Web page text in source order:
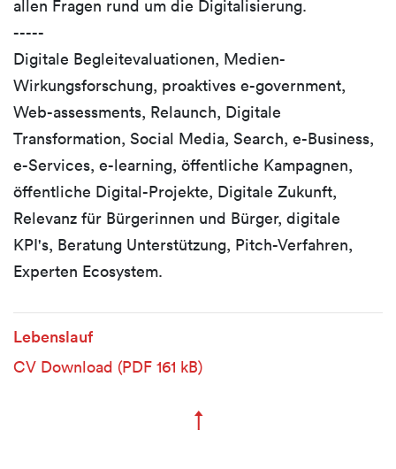
allen Fragen rund um die Digitalisierung.
-----
Digitale Begleitevaluationen, Medien-
Wirkungsforschung, proaktives e-government,
Web-assessments, Relaunch, Digitale
Transformation, Social Media, Search, e-Business,
e-Services, e-learning, öffentliche Kampagnen,
öffentliche Digital-Projekte, Digitale Zukunft,
Relevanz für Bürgerinnen und Bürger, digitale
KPI's, Beratung Unterstützung, Pitch-Verfahren,
Experten Ecosystem.
Lebenslauf
CV Download (PDF 161 kB)
↑Zum Seitenanfang